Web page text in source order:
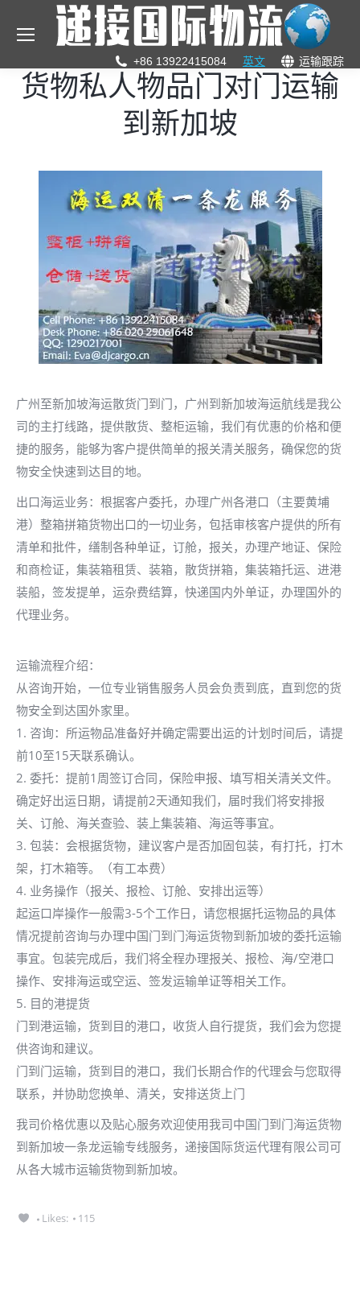
+86 13922415084 英文 运输跟踪
货物私人物品门对门运输
到新加坡
广州至新加坡海运散货门到门，广州到新加坡海运航线是我公
司的主打线路，提供散货、整柜运输，我们有优惠的价格和便
捷的服务，能够为客户提供简单的报关清关服务，确保您的货
物安全快速到达目的地。
出口海运业务：根据客户委托，办理广州各港口（主要黄埔
港）整箱拼箱货物出口的一切业务，包括审核客户提供的所有
清单和批件，缮制各种单证，订舱，报关，办理产地证、保险
和商检证，集装箱租赁、装箱，散货拼箱，集装箱托运、进港
装船，签发提单，运杂费结算，快递国内外单证，办理国外的
代理业务。
运输流程介绍：
从咨询开始，一位专业销售服务人员会负责到底，直到您的货
物安全到达国外家里。
1. 咨询：所运物品准备好并确定需要出运的计划时间后，请提
前10至15天联系确认。
2. 委托：提前1周签订合同，保险申报、填写相关清关文件。
确定好出运日期，请提前2天通知我们，届时我们将安排报
关、订舱、海关查验、装上集装箱、海运等事宜。
3. 包装：会根据货物，建议客户是否加固包装，有打托，打木
架，打木箱等。（有工本费）
4. 业务操作（报关、报检、订舱、安排出运等）
起运口岸操作一般需3-5个工作日，请您根据托运物品的具体
情况提前咨询与办理中国门到门海运货物到新加坡的委托运输
事宜。包装完成后，我们将全程办理报关、报检、海/空港口
操作、安排海运或空运、签发运输单证等相关工作。
5. 目的港提货
门到港运输，货到目的港口，收货人自行提货，我们会为您提
供咨询和建议。
门到门运输，货到目的港口，我们长期合作的代理会与您取得
联系，并协助您换单、清关，安排送货上门
我司价格优惠以及贴心服务欢迎使用我司中国门到门海运货物
到新加坡一条龙运输专线服务，递接国际货运代理有限公司可
从各大城市运输货物到新加坡。
Likes: 115